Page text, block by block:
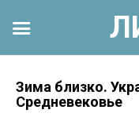
контенту
Зима близко.
Средневековье